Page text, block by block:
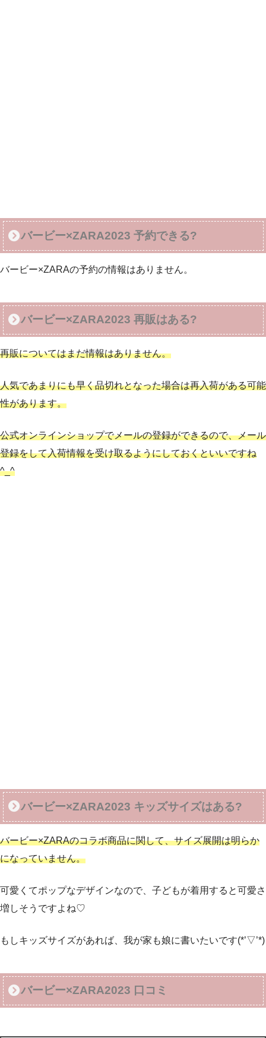
バービー×ZARA2023 予約できる?
バービー×ZARAの予約の情報はありません。
バービー×ZARA2023 再販はある?
再販についてはまだ情報はありません。
人気であまりにも早く品切れとなった場合は再入荷がある可能
性があります。
公式オンラインショップでメールの登録ができるので、メール
登録をして入荷情報を受け取るようにしておくといいですね
^_^
バービー×ZARA2023 キッズサイズはある?
バービー×ZARAのコラボ商品に関して、サイズ展開は明らか
になっていません。
可愛くてポップなデザインなので、子どもが着用すると可愛さ
増しそうですよね♡
もしキッズサイズがあれば、我が家も娘に書いたいです(*’▽’*)
バービー×ZARA2023 口コミ